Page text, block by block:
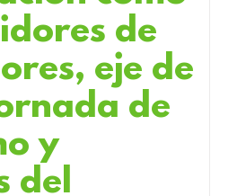
de
eje de
de
y
del